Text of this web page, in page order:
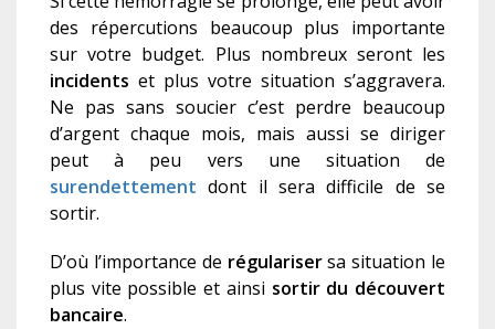
des répercutions beaucoup plus importante
sur votre budget. Plus nombreux seront les
incidents et plus votre situation s’aggravera.
Ne pas sans soucier c’est perdre beaucoup
d’argent chaque mois, mais aussi se diriger
peut à peu vers une situation de
surendettement dont il sera difficile de se
sortir.
D’où l’importance de régularisersa situation le
plus vite possible et ainsi sortir du découvert
bancaire.